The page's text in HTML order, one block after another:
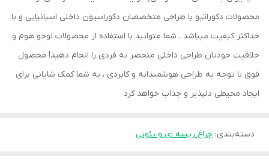
محصولات دکوراتیو با طراحی متخصصان دکوراسیون داخلی اسپانیایی و با
حداکثر کیفیت میباشد . شما متوانید با استفاده از محصولات لوخو هوم و
خلاقیت خودتان طراحی داخلی منحصر به فردی را انجام دهید! محصول
فوق با توجه به طراحی هوشمندانه و کابردی ، به شما کمک شایانی برای
ایجاد محیطی دلپذیر و جذاب خواهد کرد
دسته‌بندی: چراغ ریسه ای و نئونی